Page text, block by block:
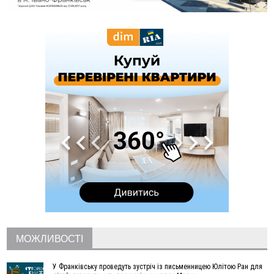
У Богородчанах на "зебрі" водій Audi наїхав на
Загальна площа всіх книгарень України - трохи більше ніж 6
На "зебрі" у Франківську два мотоциклісти збили жінку
Прикарпаття серед лідерів за будівництвом новобудов і
рекордсмен за зростанням цін на житло
ВІДЕО
Де безпечно купатися на Прикарпатті?
У Франківську дружина загиблого воїна створила
організацію «КОД 7'Я», аби підтримувати військових та їхні
сім'ї
У Коломиї на одній з вулиць встановлять комплекс
автоматичної фіксації швидкості
Війна забрала життя трьох воїнів з Прикарпаття
14:31
«Багато питань буде знято». На громадських слуханнях в
Яремче обговорили, як вирішити питання джипінгу в
Карпатах
МОЖЛИВОСТІ
У Франківську проведуть зустріч із письменницею Юлітою Ран для